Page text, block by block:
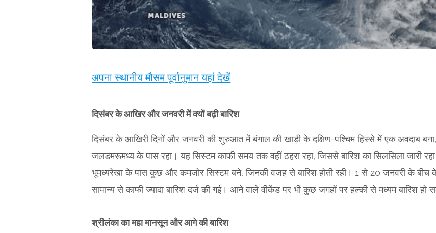
अपना स्थानीय मौसम पूर्वानुमान यहां देखें
दिसंबर के आखिर और जनवरी में क्यों बढ़ी बारिश
दिसंबर के आखिरी दिनों और जनवरी की शुरुआत में बंगाल की खाड़ी के दक्षिण-पश्चिम हिस्से में एक अवदाब
जलडमरूमध्य के पास रहा। यह सिस्टम काफी समय तक वहीं ठहरा रहा, जिससे बारिश का सिलसिला जारी
भूमध्यरेखा के पास कुछ और कमजोर सिस्टम बने, जिनकी वजह से बारिश होती रही। 1 से 20 जनवरी के बीच
सामान्य से काफी ज्यादा बारिश दर्ज की गई। आने वाले वीकेंड पर भी कुछ जगहों पर हल्की से मध्यम बारिश हो
श्रीलंका का महा मानसून और आगे की बारिश